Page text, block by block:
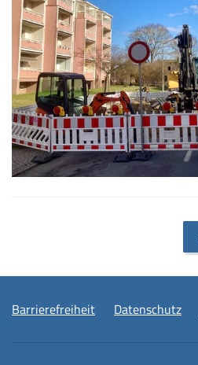
Barrierefreiheit Datenschutz